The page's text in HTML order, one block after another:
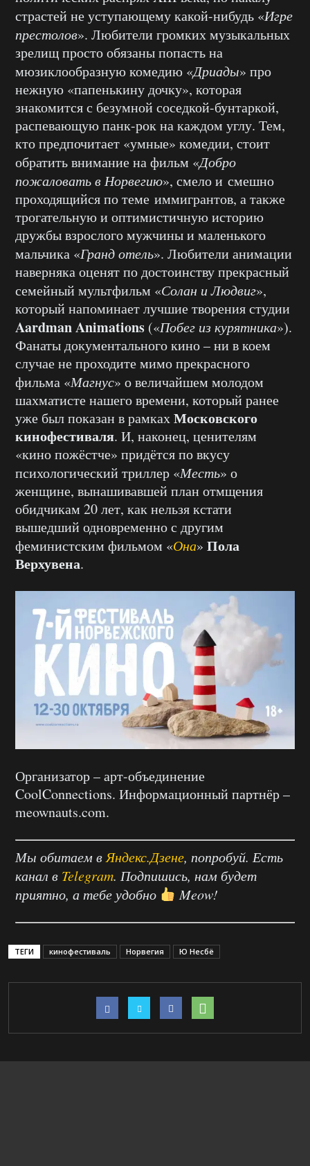
страстей не уступающему какой-нибудь «Игре
престолов». Любители громких музыкальных
зрелищ просто обязаны попасть на
мюзиклообразную комедию «Дриады» про
нежную «папенькину дочку», которая
знакомится с безумной соседкой-бунтаркой,
распевающую панк-рок на каждом углу. Тем,
кто предпочитает «умные» комедии, стоит
обратить внимание на фильм «Добро
пожаловать в Норвегию», смело и смешно
проходящийся по теме иммигрантов, а также
трогательную и оптимистичную историю
дружбы взрослого мужчины и маленького
мальчика «Гранд отель». Любители анимации
наверняка оценят по достоинству прекрасный
семейный мультфильм «Солан и Людвиг»,
который напоминает лучшие творения студии
Aardman Animations («Побег из курятника»).
Фанаты документального кино – ни в коем
случае не проходите мимо прекрасного
фильма «Магнус» о величайшем молодом
шахматисте нашего времени, который ранее
уже был показан в рамкахМосковского
кинофестиваля. И, наконец, ценителям
«кино пожёстче» придётся по вкусу
психологический триллер «Месть» о
женщине, вынашивавшей план отмщения
обидчикам 20 лет, как нельзя кстати
вышедший одновременно с другим
феминистским фильмом «Она» Пола
Верхувена.
Организатор – арт-объединение
CoolConnections. Информационный партнёр –
meownauts.com.
Мы обитаем в Яндекс.Дзене, попробуй. Есть
канал в Telegram. Подпишись, нам будет
приятно, а тебе удобно
Meow!
ТЕГИ кинофестиваль Норвегия Ю Несбё